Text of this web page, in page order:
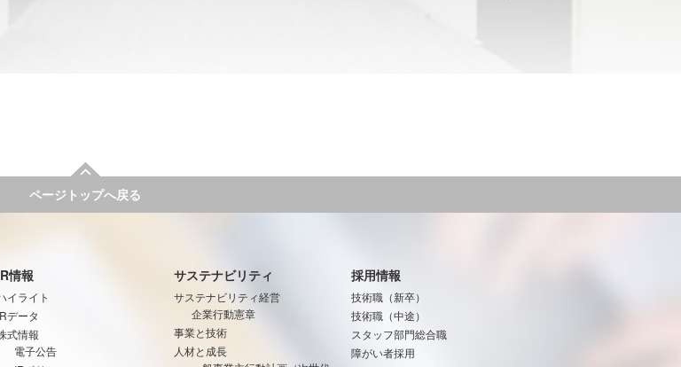
ページトップへ戻る
情報
イライト
データ
式情報
電子公告
サステナビリティ
サステナビリティ経営
企業行動憲章
事業と技術
人材と成長
採用情報
技術職（新卒）
技術職（中途）
スタッフ部門総合職
障がい者採用